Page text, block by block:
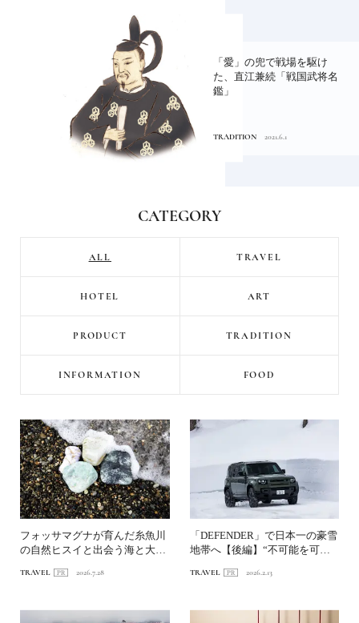
「愛」の兜で戦場を駆け
た、直江兼続「戦国武将名
鑑」
TRADITION 2021.6.1
CATEGORY
ALL TRAVEL
HOTEL ART
PRODUCT TRADITION
INFORMATION FOOD
フォッサマグナが育んだ糸魚川
の自然ヒスイと出会う海と大地
TRAVEL 2026.7.28
「DEFENDER」で日本一の豪雪
地帯へ【後編】“不可能を可能
TRAVEL 2026.2.13